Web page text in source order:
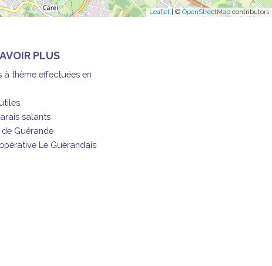
Leaflet | © OpenStreetMap contributors
PLUS
à thème effectuées en
salants
de Guérande
Le Guérandais